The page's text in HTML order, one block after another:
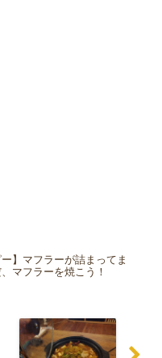
ー】マフラーが詰まってま
マフラーを焼こう！